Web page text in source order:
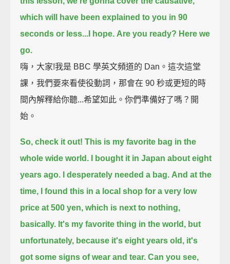
which will have been explained to you in 90
seconds or less...I hope. Are you ready? Here we
go.
嗨，大家!我是 BBC 學英文頻道的 Dan。這次這堂
課，我們要來看使役動詞，那會在 90 秒或更短的時
間內解釋給你聽...希望如此。你們準備好了嗎？開
始。
So, check it out! This is my favorite bag in the
whole wide world.
I bought it in Japan about eight
years ago.
I desperately needed a bag. And at the
time, I found this in a local shop for a very low
price at 500 yen, which is next to nothing,
basically. It's my favorite thing in the world, but
unfortunately, because it's eight years old, it's
got some signs of wear and tear. Can you see,